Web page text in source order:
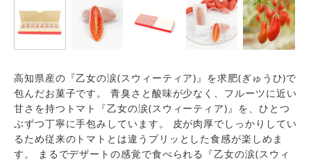
高知県産の『乙女の涙(スウィーティア)』を求肥(ぎゅうひ)で
包んだお菓子です。 青臭さと酸味が少なく、フルーツに近い
甘さを持つトマト『乙女の涙(スウィーティア)』を、ひとつ
ぶずつ丁寧に手包みしています。 皮が肉厚でしっかりしてい
るため従来のトマトとは違うプリッとした食感が楽しめま
す。 まるでデザートの感覚で食べられる『乙女の涙(スウィ